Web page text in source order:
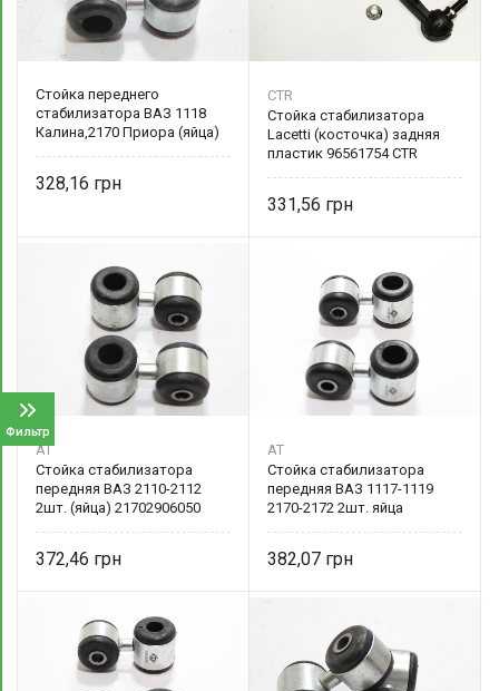
Фильтр
Стойка переднего
стабилизатора ВАЗ 1118
Калина,2170 Приора (яйца)
328,16
CTR
Стойка стабилизатора
Lacetti (косточка) задняя
пластик 96561754 CTR
331,56
AT
Стойка стабилизатора
передняя ВАЗ 2110-2112
2шт. (яйца) 21702906050
372,46
AT
Стойка стабилизатора
передняя ВАЗ 1117-1119
2170-2172 2шт. яйца
382,07